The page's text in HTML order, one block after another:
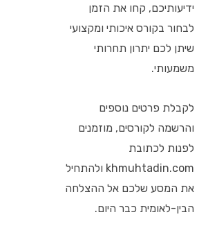
ידיעותיכם, קחו את הזמן
לבחור בקורס איכותי ומקצועי
שיתן לכם יתרון תחרותי
משמעותי.
לקבלת פרטים נוספים
והרשמה לקורסים, מוזמנים
לפנות לכתובת
khmuhtadin.com ולהתחיל
את המסע שלכם אל ההצלחה
הבין-לאומית כבר היום.